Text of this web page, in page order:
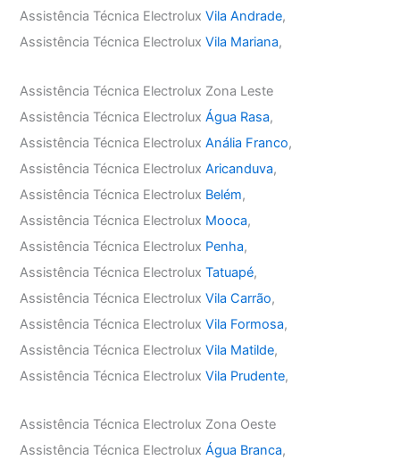
Assistência Técnica ElectroluxVila Andrade,
Assistência Técnica ElectroluxVila Mariana,
Assistência Técnica Electrolux Zona Leste
Assistência Técnica ElectroluxÁgua Rasa,
Assistência Técnica ElectroluxAnália Franco,
Assistência Técnica ElectroluxAricanduva,
Assistência Técnica Electrolux Belém,
Assistência Técnica Electrolux Mooca,
Assistência Técnica Electrolux Penha,
Assistência Técnica ElectroluxTatuapé,
Assistência Técnica ElectroluxVila Carrão,
Assistência Técnica ElectroluxVila Formosa,
Assistência Técnica ElectroluxVila Matilde,
Assistência Técnica ElectroluxVila Prudente,
Assistência Técnica Electrolux Zona Oeste
Assistência Técnica ElectroluxÁgua Branca,